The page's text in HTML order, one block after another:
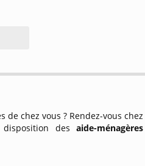
chez vous ? Rendez-vous chez
des aide-ménagères